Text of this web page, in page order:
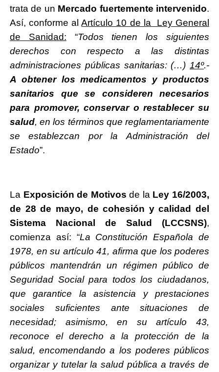
trata de un Mercado fuertemente intervenido.
Así, conforme alArtículo 10 de la Ley General
de Sanidad: “Todos tienen los siguientes
derechos con respecto a las distintas
administraciones públicas sanitarias: (…) 14º.-
A obtener los medicamentos y productos
sanitarios que se consideren necesarios
para promover, conservar o restablecer su
salud, en los términos que reglamentariamente
se establezcan por la Administración del
Estado”.
La Exposición de Motivos de la Ley 16/2003,
de 28 de mayo, de cohesión y calidad del
Sistema Nacional de Salud (LCCSNS),
comienza así: “La Constitución Española de
1978, en su artículo 41, afirma que los poderes
públicos mantendrán un régimen público de
Seguridad Social para todos los ciudadanos,
que garantice la asistencia y prestaciones
sociales suficientes ante situaciones de
necesidad; asimismo, en su artículo 43,
reconoce el derecho a la protección de la
salud, encomendando a los poderes públicos
organizar y tutelar la salud pública a través de